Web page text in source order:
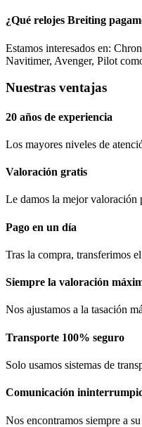
¿Qué relojes Breiting
Estamos interesados en:
Navitimer, Avenger, Pilot
Nuestras ventajas
20 años de experiencia
Los mayores niveles de
Valoración gratis
Le damos la mejor
Pago en un día
Tras la compra, transferimos
Siempre la valoración
Nos ajustamos a la tasación
Transporte 100% seguro
Solo usamos sistemas de
Comunicación​
Nos encontramos siempre a